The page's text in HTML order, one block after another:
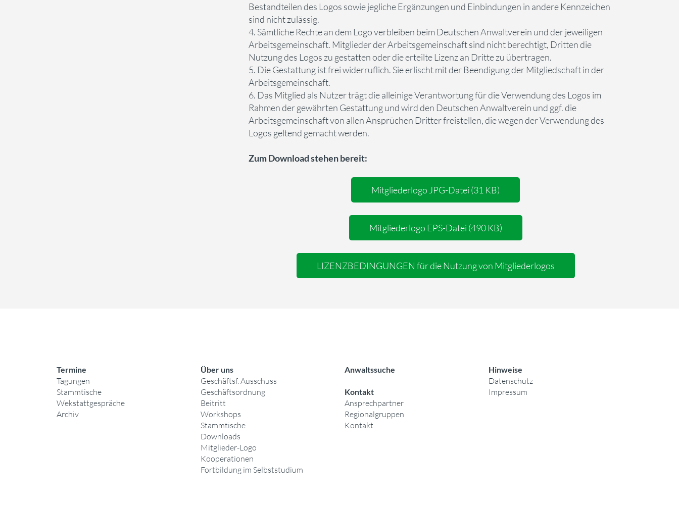
Bestandteilen des Logos sowie jegliche Ergänzungen und Einbindungen in andere Kennzeichen
sind nicht zulässig.
4. Sämtliche Rechte an dem Logo verbleiben beim Deutschen Anwaltverein und der jeweiligen
Arbeitsgemeinschaft. Mitglieder der Arbeitsgemeinschaft sind nicht berechtigt, Dritten die
Nutzung des Logos zu gestatten oder die erteilte Lizenz an Dritte zu übertragen.
5. Die Gestattung ist frei widerruflich. Sie erlischt mit der Beendigung der Mitgliedschaft in der
Arbeitsgemeinschaft.
6. Das Mitglied als Nutzer trägt die alleinige Verantwortung für die Verwendung des Logos im
Rahmen der gewährten Gestattung und wird den Deutschen Anwaltverein und ggf. die
Arbeitsgemeinschaft von allen Ansprüchen Dritter freistellen, die wegen der Verwendung des
Logos geltend gemacht werden.
Zum Download stehen bereit:
Mitgliederlogo JPG-Datei (31 KB)
Mitgliederlogo EPS-Datei (490 KB)
LIZENZBEDINGUNGEN für die Nutzung von Mitgliederlogos
Termine
Tagungen
Stammtische
Wekstattgespräche
Archiv
Über uns
Geschäftsf. Ausschuss
Geschäftsordnung
Beitritt
Workshops
Stammtische
Downloads
Mitglieder-Logo
Kooperationen
Fortbildung im Selbststudium
Anwaltssuche
Kontakt
Ansprechpartner
Regionalgruppen
Kontakt
Hinweise
Datenschutz
Impressum